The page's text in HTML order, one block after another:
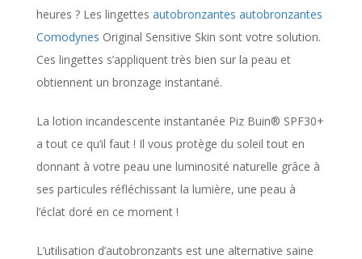
heures ? Les lingettes autobronzantes autobronzantes
Comodynes Original Sensitive Skin sont votre solution.
Ces lingettes s’appliquent très bien sur la peau et
obtiennent un bronzage instantané.
La lotion incandescente instantanée Piz Buin® SPF30+
a tout ce qu’il faut ! Il vous protège du soleil tout en
donnant à votre peau une luminosité naturelle grâce à
ses particules réfléchissant la lumière, une peau à
l’éclat doré en ce moment !
L’utilisation d’autobronzants est une alternative saine